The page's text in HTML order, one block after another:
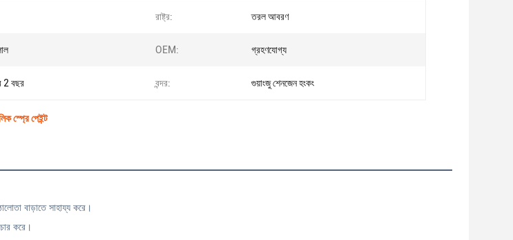
রাষ্ট্র: তরল আবরণ
OEM: গ্রহণযোগ্য
2 বছর বন্দর: গুয়াংজু শেনজেন হংকং
স্প্রে পেইন্ট
বাড়াতে সাহায্য করে।
করে।